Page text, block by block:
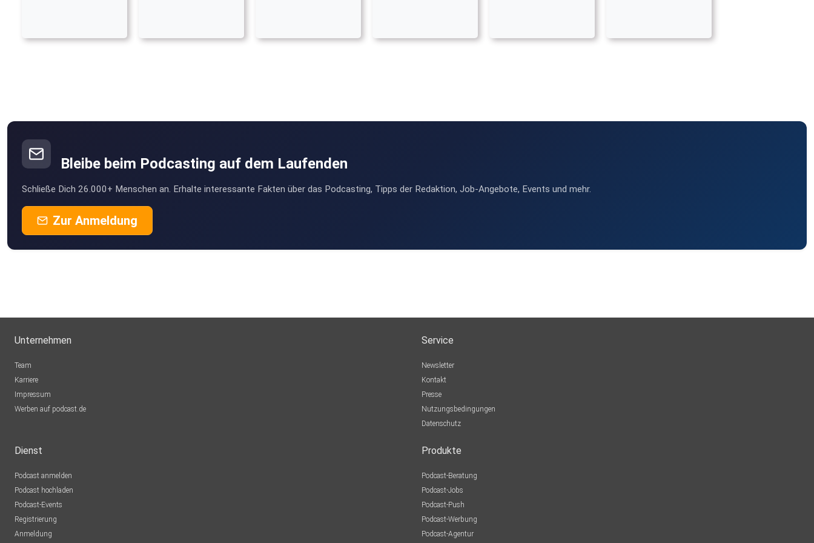
Bleibe beim Podcasting auf dem Laufenden
Schließe Dich 26.000+ Menschen an. Erhalte interessante Fakten über das Podcasting, Tipps der Redaktion, Job-Angebote, Events und mehr.
Zur Anmeldung
Unternehmen
Team
Karriere
Impressum
Werben auf podcast.de
Service
Newsletter
Kontakt
Presse
Nutzungsbedingungen
Datenschutz
Dienst
Podcast anmelden
Podcast hochladen
Podcast-Events
Registrierung
Anmeldung
Produkte
Podcast-Beratung
Podcast-Jobs
Podcast-Push
Podcast-Werbung
Podcast-Agentur